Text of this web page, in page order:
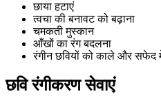
छाया हटाएं
त्वचा की बनावट को बढ़ाना
चमकती मुस्कान
आँखों का रंग बदलना
रंगीन छवियों को काले और सफेद में
छवि रंगीकरण सेवाएं